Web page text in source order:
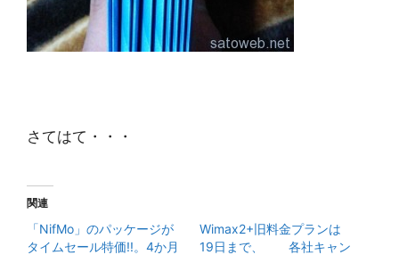
さてはて・・・
関連
「NifMo」のパッケージが
タイムセール特価!!。4か月
Wimax2+旧料金プランは
19日まで、 各社キャン